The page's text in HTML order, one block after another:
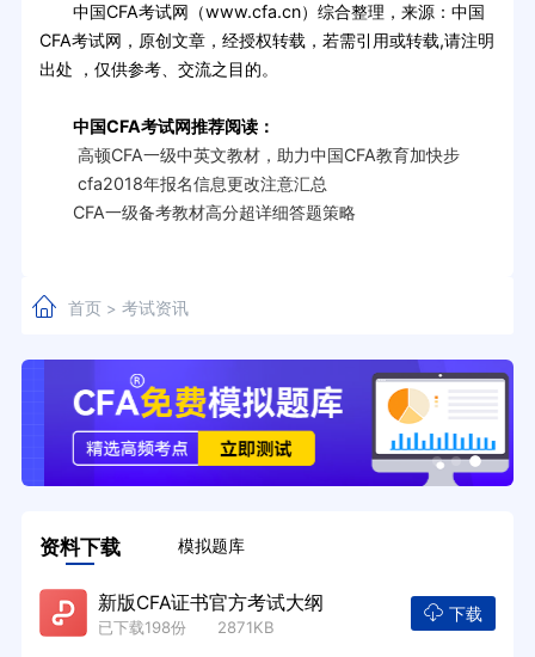
中国CFA考试网（www.cfa.cn）综合整理，来源：中国
CFA考试网，原创文章，经授权转载，若需引用或转载,请注明
出处 ，仅供参考、交流之目的。
中国CFA考试网推荐阅读：
高顿CFA一级中英文教材，助力中国CFA教育加快步
cfa2018年报名信息更改注意汇总
CFA一级备考教材高分超详细答题策略
首页> 考试资讯
资料下载 模拟题库
新版CFA证书官方考试大纲
已下载198份 2871KB
下载